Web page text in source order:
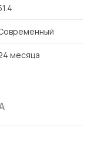
месяца